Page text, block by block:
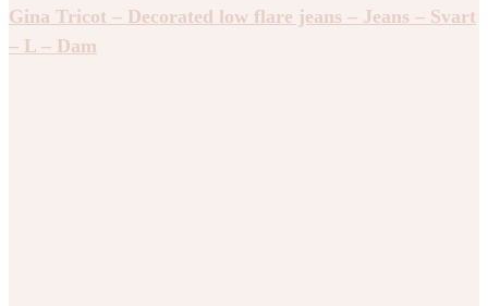
Gina Tricot – Decorated low flare jeans – Jeans – Svart
– L – Dam